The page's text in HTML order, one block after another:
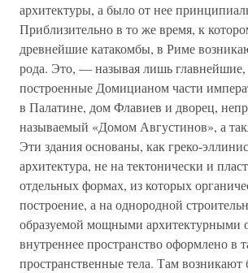
архитектуры, а было от нее
Приблизительно в то же время, к
древнейшие катакомбы, в Риме
рода. Это, — называя лишь
построенные Домицианом части
в Палатине, дом Флавиев и дворец,
называемый «Домом Августинов», а
Эти здания основаны, как греко-
архитектура, не на тектонически и
отдельных формах, из которых
построение, а на однородной
образуемой мощными архитектурными
внутреннее пространство оформлено в
пространственные тела. Там